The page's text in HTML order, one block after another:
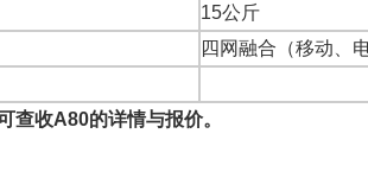
15公斤
四网融合（移动、
查收A80的详情与报价。